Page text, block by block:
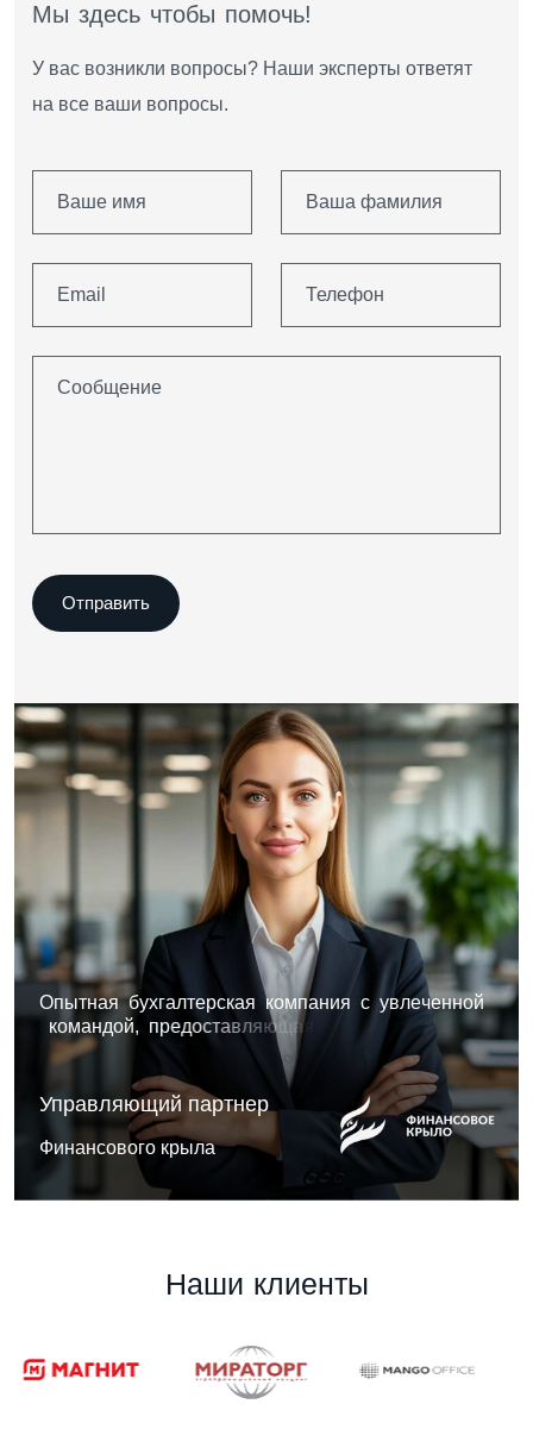
Мы здесь чтобы помочь!
У вас возникли вопросы? Наши эксперты ответят
на все ваши вопросы.
Опытная бухгалтерская компания с увлеченной
командой, предоставляю щ ая пл ек ны
ешен а ли
Управляющий партнер
Финансового крыла
Наши клиенты